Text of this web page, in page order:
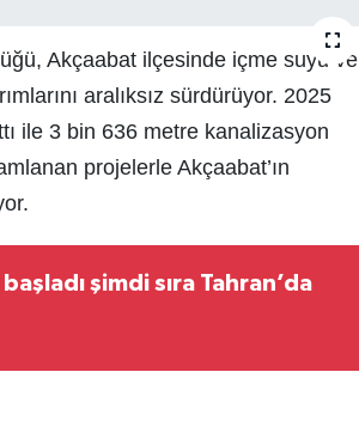
Akçaabat ilçesinde içme suyu ve
aralıksız sürdürüyor. 2025
ile 3 bin 636 metre kanalizasyon
projelerle Akçaabat’ın
şimdi sıra Tahran’da